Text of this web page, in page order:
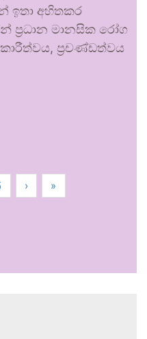
ඉතා අහිතකර
ප්‍රධාන මානසික රෝග
ප්‍රචණ්ඩත්වය
› »